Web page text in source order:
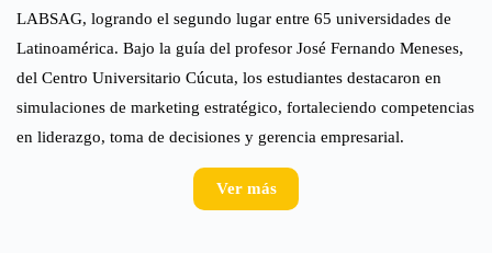
LABSAG, logrando el segundo lugar entre 65 universidades de
Latinoamérica. Bajo la guía del profesor José Fernando Meneses,
del Centro Universitario Cúcuta, los estudiantes destacaron en
simulaciones de marketing estratégico, fortaleciendo competencias
en liderazgo, toma de decisiones y gerencia empresarial.
Ver más